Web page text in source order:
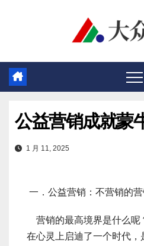
容
公益营销成就蒙
1 月 11, 2025
一．公益营销：不营销的
营销的最高境界是什么呢
在心灵上启迪了一个时代，